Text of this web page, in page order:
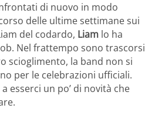
di nuovo in modo
delle ultime settimane sui
del codardo, Liam lo ha
Nel frattempo sono trascorsi
scioglimento, la band non si
per le celebrazioni ufficiali.
esserci un po’ di novità che